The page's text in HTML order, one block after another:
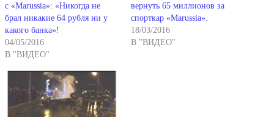
с «Marussia»: «Никогда не
брал никакие 64 рубля ни у
какого банка»!
04/05/2016
В "ВИДЕО"
вернуть 65 миллионов за
спорткар «Marussia».
18/03/2016
В "ВИДЕО"